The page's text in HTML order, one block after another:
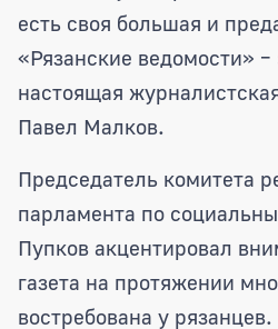
есть своя большая и
«Рязанские ведомости» –
настоящая
Павел Малков.
Председатель комитета
парламента по
Пупков акцентировал
газета на протяжении
востребована у рязанцев.